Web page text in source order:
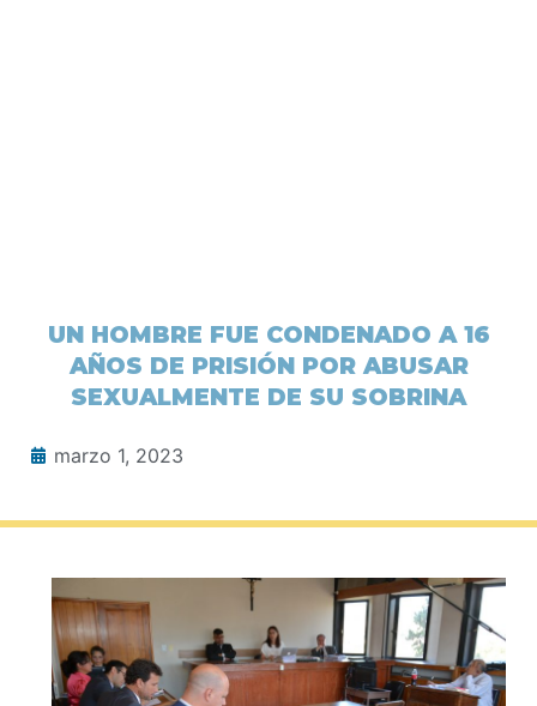
UN HOMBRE FUE CONDENADO A 16
AÑOS DE PRISIÓN POR ABUSAR
SEXUALMENTE DE SU SOBRINA
marzo 1, 2023